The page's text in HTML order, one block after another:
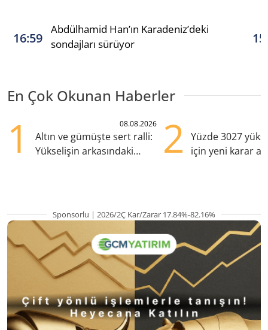
16:59
Abdülhamid Han’ın Karadeniz’deki
sondajları sürüyor
En Çok Okunan Haberler
1 08.08.2026
Altın ve gümüşte sert ralli:
Yükselişin arkasındaki
2
Yüzde 3027
için yeni karar
Sponsorlu | 2026/2Ç Kar/Zarar 17.84%-82.16%